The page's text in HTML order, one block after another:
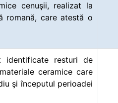
cenuşii, realizat la
romană, care atestă o
resturi de
ceramice care
şi începutul perioadei